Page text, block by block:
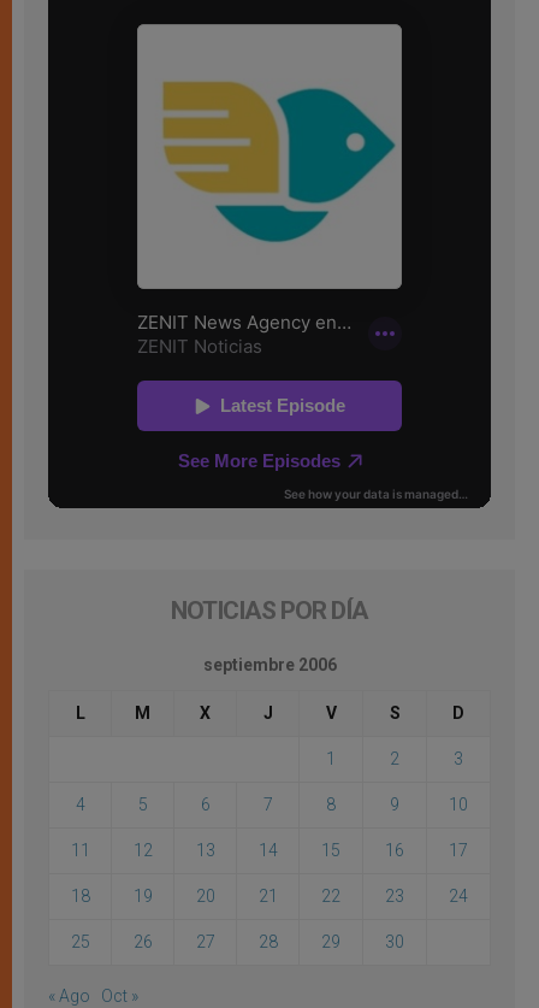
NOTICIAS POR DÍA
septiembre 2006
L M X J V S D
1 2 3
4 5 6 7 8 9 10
11 12 13 14 15 16 17
18 19 20 21 22 23 24
25 26 27 28 29 30
« Ago Oct »